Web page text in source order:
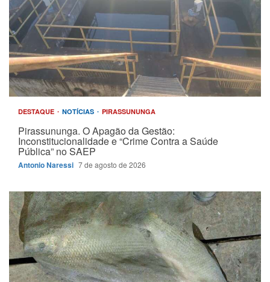
DESTAQUE NOTÍCIAS PIRASSUNUNGA
Pirassununga. O Apagão da Gestão:
Inconstitucionalidade e “Crime Contra a Saúde
Pública” no SAEP
Antonio Naressi 7 de agosto de 2026